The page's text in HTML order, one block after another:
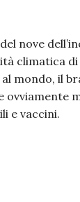
nove
climatica
mondo, il
ovviamente
e vaccini.